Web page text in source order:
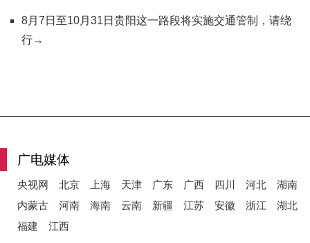
8月7日至10月31日贵阳这一路段将实施交通管制，请绕
行→
广电媒体
央视网 北京 上海 天津 广东 广西 四川 河北
湖南
内蒙古
河南 海南 云南 新疆 江苏 安徽 浙江
湖北
福建
江西